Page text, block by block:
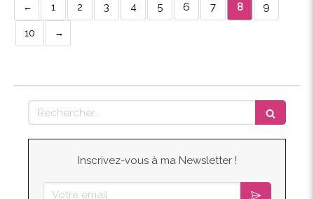
1 2 3 4 5 6 7 8 9
10
Rechercher
Inscrivez-vous à ma Newsletter !
Votre email